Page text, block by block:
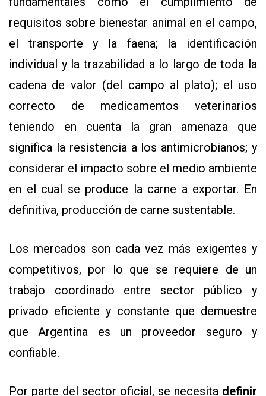
requisitos sobre bienestar animal en el campo,
el transporte y la faena; la identificación
individual y la trazabilidad a lo largo de toda la
cadena de valor (del campo al plato); el uso
correcto de medicamentos veterinarios
teniendo en cuenta la gran amenaza que
significa la resistencia a los antimicrobianos; y
considerar el impacto sobre el medio ambiente
en el cual se produce la carne a exportar. En
definitiva, producción de carne sustentable.
Los mercados son cada vez más exigentes y
competitivos, por lo que se requiere de un
trabajo coordinado entre sector público y
privado eficiente y constante que demuestre
que Argentina es un proveedor seguro y
confiable.
Por parte del sector oficial, se necesita definir